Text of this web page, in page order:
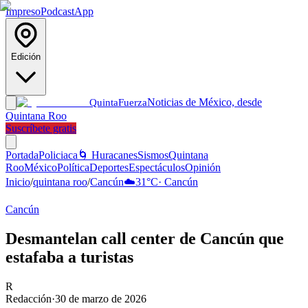
ImpresoPodcastApp
Edición
QuintaFuerzaNoticias de México, desde
Quintana Roo
Suscríbete gratis
PortadaPoliciaca 🌀 HuracanesSismosQuintana
RooMéxicoPolíticaDeportesEspectáculosOpinión
Inicio/quintana roo/Cancún☁️31°C· Cancún
Cancún
Desmantelan call center de Cancún que
estafaba a turistas
R
Redacción·30 de marzo de 2026